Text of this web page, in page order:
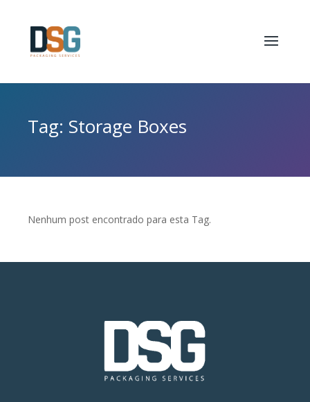
Tag: Storage Boxes
Nenhum post encontrado para esta Tag.